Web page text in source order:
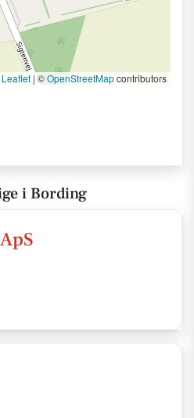
Leaflet | ©OpenStreetMapcontributors
i Bording